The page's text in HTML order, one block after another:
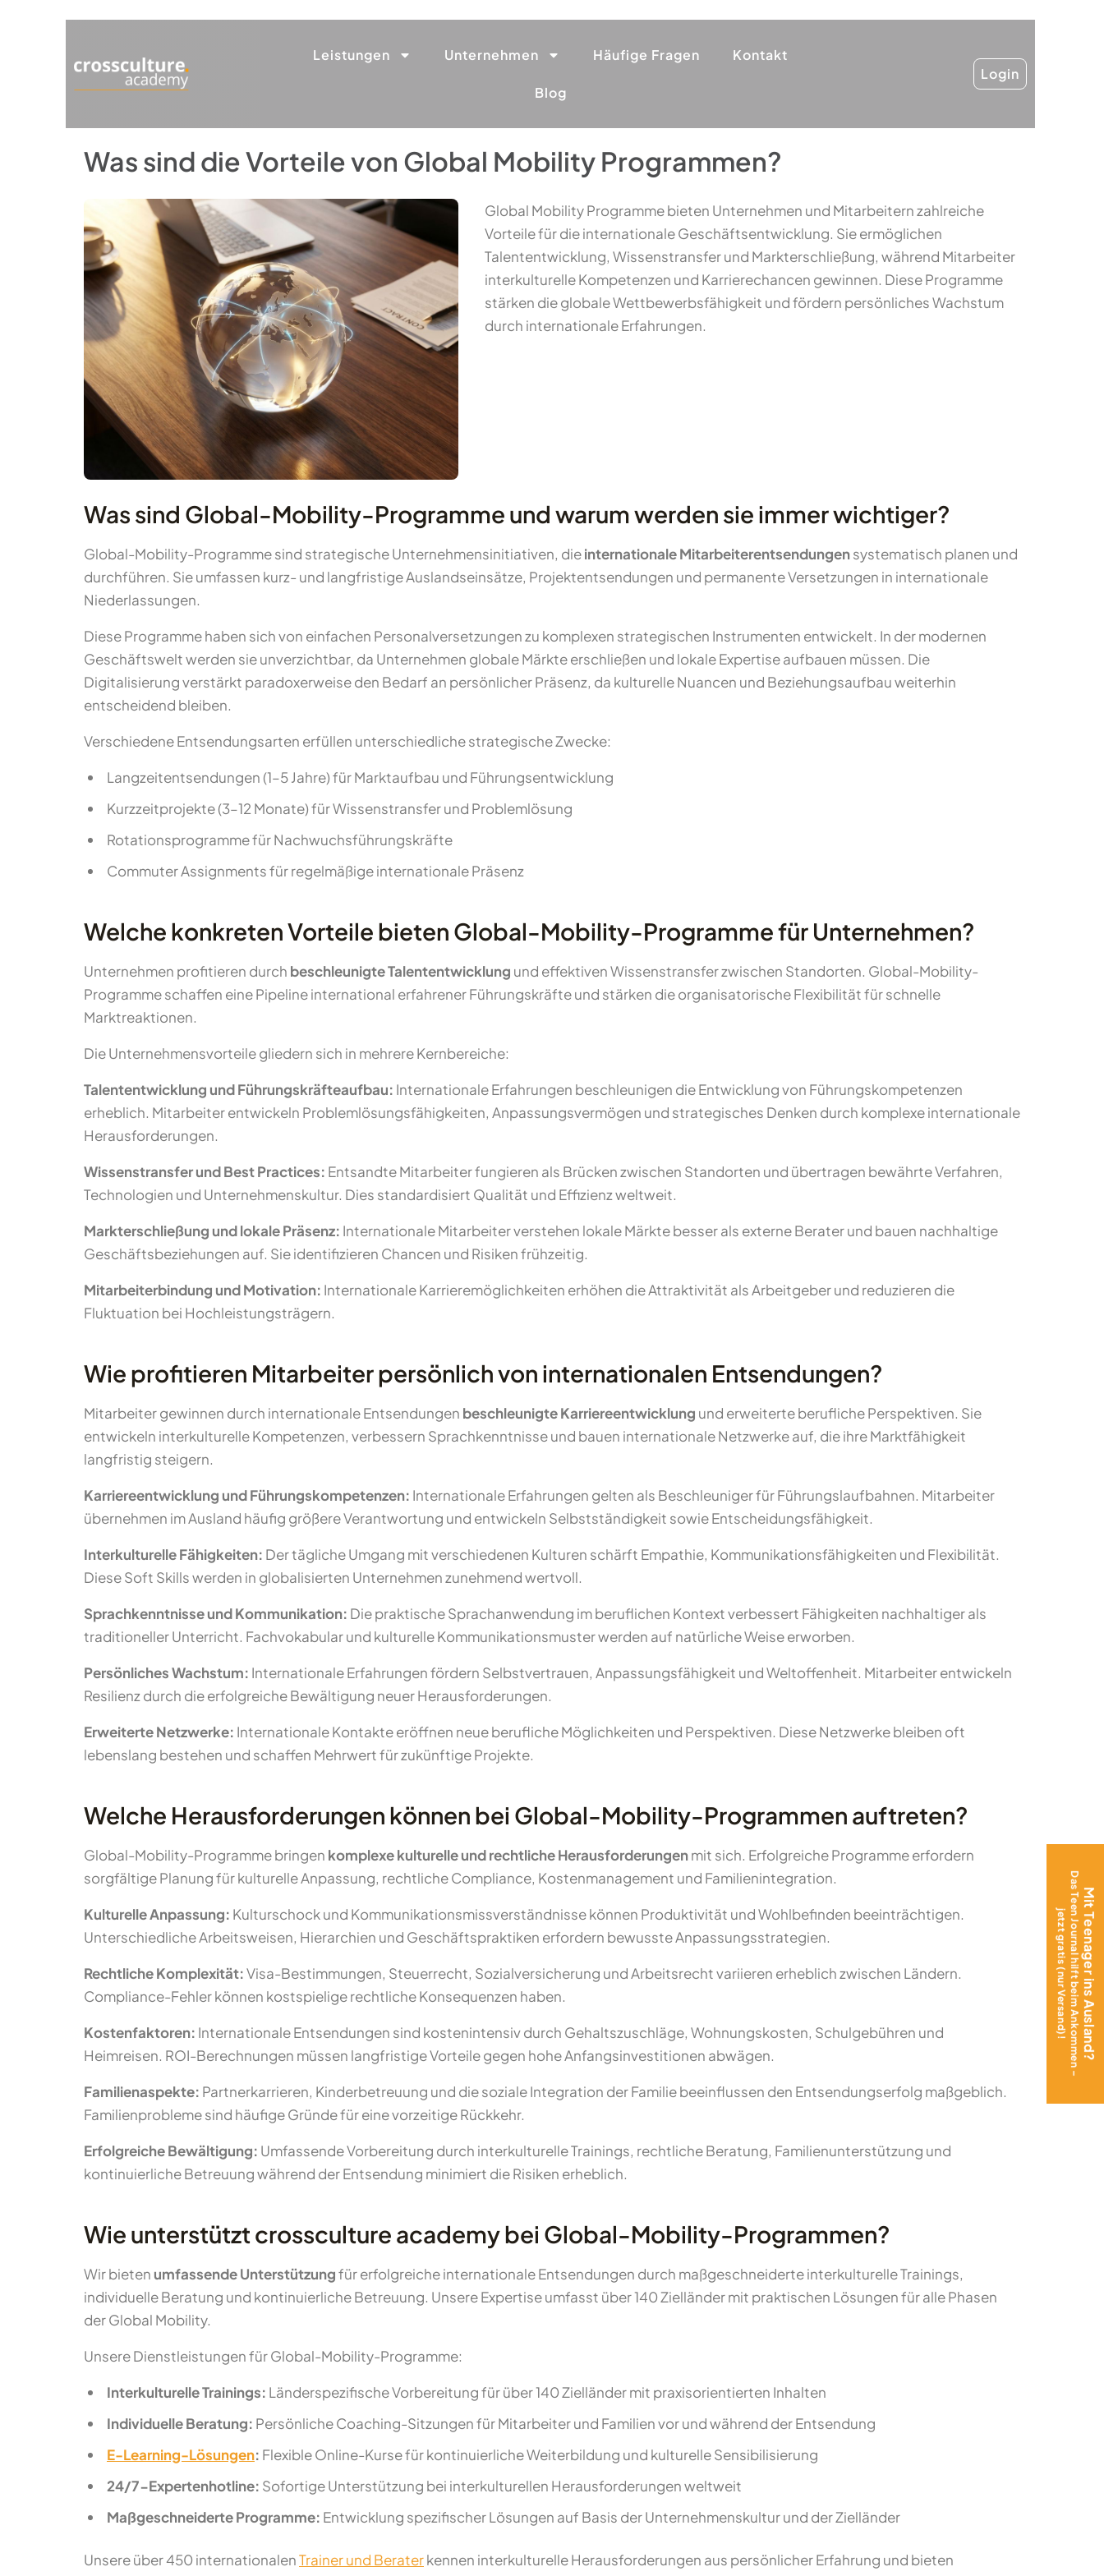
Leistungen Unternehmen Häufige Fragen Kontakt
Blog
Login
Was sind die Vorteile von Global Mobility Programmen?
Global Mobility Programme bieten Unternehmen und Mitarbeitern zahlreiche
Vorteile für die internationale Geschäftsentwicklung. Sie ermöglichen
Talententwicklung, Wissenstransfer und Markterschließung, während Mitarbeiter
interkulturelle Kompetenzen und Karrierechancen gewinnen. Diese Programme
stärken die globale Wettbewerbsfähigkeit und fördern persönliches Wachstum
durch internationale Erfahrungen.
Was sind Global-Mobility-Programme und warum werden sie immer wichtiger?
Global-Mobility-Programme sind strategische Unternehmensinitiativen, dieinternationale Mitarbeiterentsendungensystematisch planen und
durchführen. Sie umfassen kurz- und langfristige Auslandseinsätze, Projektentsendungen und permanente Versetzungen in internationale
Niederlassungen.
Diese Programme haben sich von einfachen Personalversetzungen zu komplexen strategischen Instrumenten entwickelt. In der modernen
Geschäftswelt werden sie unverzichtbar, da Unternehmen globale Märkte erschließen und lokale Expertise aufbauen müssen. Die
Digitalisierung verstärkt paradoxerweise den Bedarf an persönlicher Präsenz, da kulturelle Nuancen und Beziehungsaufbau weiterhin
entscheidend bleiben.
Verschiedene Entsendungsarten erfüllen unterschiedliche strategische Zwecke:
Langzeitentsendungen (1–5 Jahre) für Marktaufbau und Führungsentwicklung
Kurzzeitprojekte (3–12 Monate) für Wissenstransfer und Problemlösung
Rotationsprogramme für Nachwuchsführungskräfte
Commuter Assignments für regelmäßige internationale Präsenz
Welche konkreten Vorteile bieten Global-Mobility-Programme für Unternehmen?
Unternehmen profitieren durch beschleunigte Talententwicklung und effektiven Wissenstransfer zwischen Standorten. Global-Mobility-
Programme schaffen eine Pipeline international erfahrener Führungskräfte und stärken die organisatorische Flexibilität für schnelle
Marktreaktionen.
Die Unternehmensvorteile gliedern sich in mehrere Kernbereiche:
Talententwicklung und Führungskräfteaufbau: Internationale Erfahrungen beschleunigen die Entwicklung von Führungskompetenzen
erheblich. Mitarbeiter entwickeln Problemlösungsfähigkeiten, Anpassungsvermögen und strategisches Denken durch komplexe internationale
Herausforderungen.
Wissenstransfer und Best Practices: Entsandte Mitarbeiter fungieren als Brücken zwischen Standorten und übertragen bewährte Verfahren,
Technologien und Unternehmenskultur. Dies standardisiert Qualität und Effizienz weltweit.
Markterschließung und lokale Präsenz: Internationale Mitarbeiter verstehen lokale Märkte besser als externe Berater und bauen nachhaltige
Geschäftsbeziehungen auf. Sie identifizieren Chancen und Risiken frühzeitig.
Mitarbeiterbindung und Motivation: Internationale Karrieremöglichkeiten erhöhen die Attraktivität als Arbeitgeber und reduzieren die
Fluktuation bei Hochleistungsträgern.
Wie profitieren Mitarbeiter persönlich von internationalen Entsendungen?
Mitarbeiter gewinnen durch internationale Entsendungen beschleunigte Karriereentwicklung und erweiterte berufliche Perspektiven. Sie
entwickeln interkulturelle Kompetenzen, verbessern Sprachkenntnisse und bauen internationale Netzwerke auf, die ihre Marktfähigkeit
langfristig steigern.
Karriereentwicklung und Führungskompetenzen: Internationale Erfahrungen gelten als Beschleuniger für Führungslaufbahnen. Mitarbeiter
übernehmen im Ausland häufig größere Verantwortung und entwickeln Selbstständigkeit sowie Entscheidungsfähigkeit.
Interkulturelle Fähigkeiten: Der tägliche Umgang mit verschiedenen Kulturen schärft Empathie, Kommunikationsfähigkeiten und Flexibilität.
Diese Soft Skills werden in globalisierten Unternehmen zunehmend wertvoll.
Sprachkenntnisse und Kommunikation: Die praktische Sprachanwendung im beruflichen Kontext verbessert Fähigkeiten nachhaltiger als
traditioneller Unterricht. Fachvokabular und kulturelle Kommunikationsmuster werden auf natürliche Weise erworben.
Persönliches Wachstum: Internationale Erfahrungen fördern Selbstvertrauen, Anpassungsfähigkeit und Weltoffenheit. Mitarbeiter entwickeln
Resilienz durch die erfolgreiche Bewältigung neuer Herausforderungen.
Erweiterte Netzwerke: Internationale Kontakte eröffnen neue berufliche Möglichkeiten und Perspektiven. Diese Netzwerke bleiben oft
lebenslang bestehen und schaffen Mehrwert für zukünftige Projekte.
Welche Herausforderungen können bei Global-Mobility-Programmen auftreten?
Global-Mobility-Programme bringen komplexe kulturelle und rechtliche Herausforderungenmit sich. Erfolgreiche Programme erfordern
sorgfältige Planung für kulturelle Anpassung, rechtliche Compliance, Kostenmanagement und Familienintegration.
Kulturelle Anpassung: Kulturschock und Kommunikationsmissverständnisse können Produktivität und Wohlbefinden beeinträchtigen.
Unterschiedliche Arbeitsweisen, Hierarchien und Geschäftspraktiken erfordern bewusste Anpassungsstrategien.
Rechtliche Komplexität:Visa-Bestimmungen, Steuerrecht, Sozialversicherung und Arbeitsrecht variieren erheblich zwischen Ländern.
Compliance-Fehler können kostspielige rechtliche Konsequenzen haben.
Kostenfaktoren: Internationale Entsendungen sind kostenintensiv durch Gehaltszuschläge, Wohnungskosten, Schulgebühren und
Heimreisen. ROI-Berechnungen müssen langfristige Vorteile gegen hohe Anfangsinvestitionen abwägen.
Familienaspekte: Partnerkarrieren, Kinderbetreuung und die soziale Integration der Familie beeinflussen den Entsendungserfolg maßgeblich.
Familienprobleme sind häufige Gründe für eine vorzeitige Rückkehr.
Erfolgreiche Bewältigung: Umfassende Vorbereitung durch interkulturelle Trainings, rechtliche Beratung, Familienunterstützung und
kontinuierliche Betreuung während der Entsendung minimiert die Risiken erheblich.
Wie unterstützt crossculture academy bei Global-Mobility-Programmen?
Wir bieten umfassende Unterstützungfür erfolgreiche internationale Entsendungen durch maßgeschneiderte interkulturelle Trainings,
individuelle Beratung und kontinuierliche Betreuung. Unsere Expertise umfasst über 140 Zielländer mit praktischen Lösungen für alle Phasen
der Global Mobility.
Unsere Dienstleistungen für Global-Mobility-Programme:
Interkulturelle Trainings: Länderspezifische Vorbereitung für über 140 Zielländer mit praxisorientierten Inhalten
Individuelle Beratung: Persönliche Coaching-Sitzungen für Mitarbeiter und Familien vor und während der Entsendung
E-Learning-Lösungen: Flexible Online-Kurse für kontinuierliche Weiterbildung und kulturelle Sensibilisierung
24/7-Expertenhotline: Sofortige Unterstützung bei interkulturellen Herausforderungen weltweit
Maßgeschneiderte Programme: Entwicklung spezifischer Lösungen auf Basis der Unternehmenskultur und der Zielländer
Unsere über 450 internationalenTrainer und Beraterkennen interkulturelle Herausforderungen aus persönlicher Erfahrung und bieten
Mit Teenager ins Ausland?
Das Teen Journal hilft beim Ankommen –
jetzt gratis (nur Versand)!